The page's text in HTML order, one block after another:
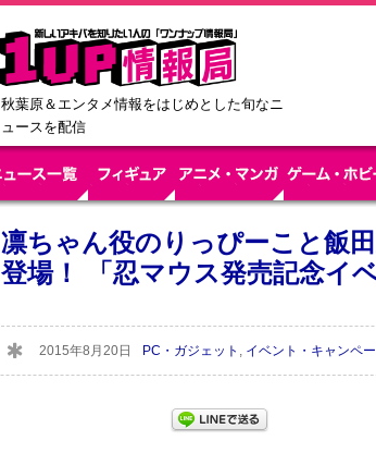
秋葉原＆エンタメ情報をはじめとした旬なニ
ュースを配信
凛ちゃん役のりっぴーこと飯
登場！ 「忍マウス発売記念イ
2015年8月20日 PC・ガジェット , イベント・キャンペ